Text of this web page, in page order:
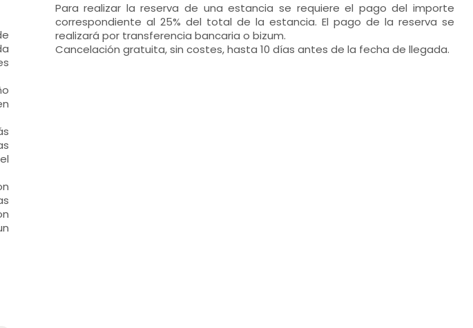
Para realizar la reserva de una estancia se requiere el pago del importe
correspondiente al 25% del total de la estancia. El pago de la reserva se
realizará por transferencia bancaria o bizum.
Cancelación gratuita, sin costes, hasta 10 días antes de la fecha de llegada.